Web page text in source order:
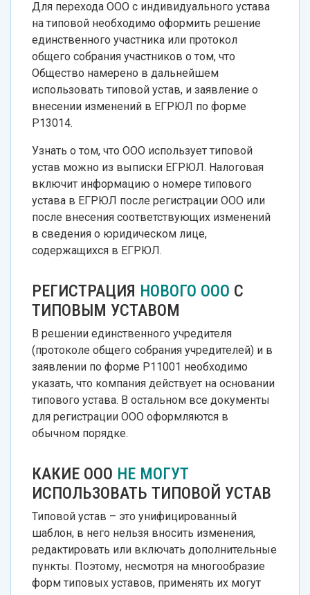
Для перехода ООО с индивидуального устава
на типовой необходимо оформить решение
единственного участника или протокол
общего собрания участников о том, что
Общество намерено в дальнейшем
использовать типовой устав, и заявление о
внесении изменений в ЕГРЮЛ по форме
Р13014.
Узнать о том, что ООО использует типовой
устав можно из выписки ЕГРЮЛ. Налоговая
включит информацию о номере типового
устава в ЕГРЮЛ после регистрации ООО или
после внесения соответствующих изменений
в сведения о юридическом лице,
содержащихся в ЕГРЮЛ.
РЕГИСТРАЦИЯ НОВОГО ООО С
ТИПОВЫМ УСТАВОМ
В решении единственного учредителя
(протоколе общего собрания учредителей) и в
заявлении по форме Р11001 необходимо
указать, что компания действует на основании
типового устава. В остальном все документы
для регистрации ООО оформляются в
обычном порядке.
КАКИЕ ООО НЕ МОГУТ
ИСПОЛЬЗОВАТЬ ТИПОВОЙ УСТАВ
Типовой устав – это унифицированный
шаблон, в него нельзя вносить изменения,
редактировать или включать дополнительные
пункты. Поэтому, несмотря на многообразие
форм типовых уставов, применять их могут